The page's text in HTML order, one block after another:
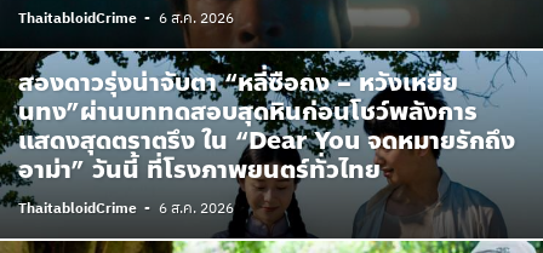
ThaitabloidCrime - 6 ส.ค. 2026
สองดาวรุ่งน่าจับตา “หลี่ซือถง – หวังเหยีย
นทง”ผ่านบททดสอบสุดหินก่อนโชว์พลังการ
แสดงสุดตราตรึง ใน “Dear You จดหมายรักถึง
อาม่า” วันนี้ ที่โรงภาพยนตร์ทั่วไทย
ThaitabloidCrime - 6 ส.ค. 2026